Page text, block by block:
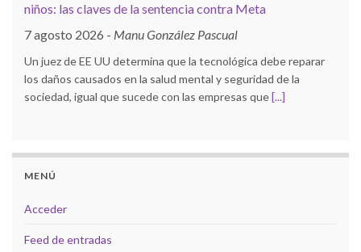
niños: las claves de la sentencia contra Meta
7 agosto 2026 - Manu González Pascual
Un juez de EE UU determina que la tecnológica debe reparar
los daños causados en la salud mental y seguridad de la
sociedad, igual que sucede con las empresas que[...]
MENÚ
Acceder
Feed de entradas